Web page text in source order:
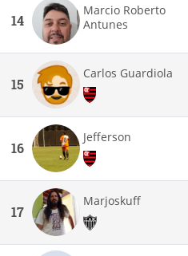
14
Marcio Roberto
Antunes
15
Carlos Guardiola
16
Jefferson
17
Marjoskuff